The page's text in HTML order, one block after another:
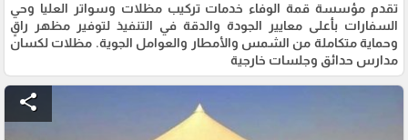
تقدم مؤسسة قمة الوفاء خدمات تركيب مظلات وسواتر العليا وحي
السفارات بأعلى معايير الجودة والدقة في التنفيذ لتوفير مظهر راقٍ
وحماية متكاملة من الشمس والأمطار والعوامل الجوية. مظلات لكسان
مدارس حدائق وجلسات خارجية
share